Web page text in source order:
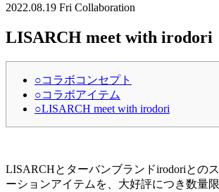
2022.08.19 Fri Collaboration
LISARCH meet with irodori
○コラボコンセプト
○コラボアイテム
⁡○LISARCH meet with irodori
LISARCHとターバンブランドirodoriとの
ーションアイテムを、大好評につき数量